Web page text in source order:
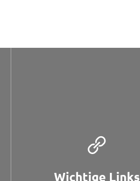
Wichtige Links